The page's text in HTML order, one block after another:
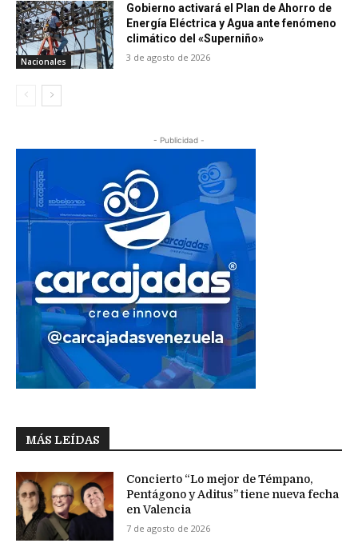
Nacionales
Gobierno activará el Plan de Ahorro de
Energía Eléctrica y Agua ante fenómeno
climático del «Superniño»
3 de agosto de 2026
- Publicidad -
MÁS LEÍDAS
Concierto “Lo mejor de Témpano,
Pentágono y Aditus” tiene nueva fecha
en Valencia
7 de agosto de 2026